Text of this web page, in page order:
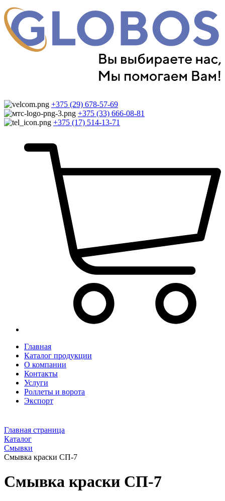
+375 (29) 678-57-69
+375 (33) 666-08-81
+375 (17) 514-13-71
Главная
Каталог продукции
О компании
Контакты
Услуги
Роллеты и ворота
Экспорт
Главная страница
Каталог
Смывки
Смывка краски СП-7
Смывка краски СП-7